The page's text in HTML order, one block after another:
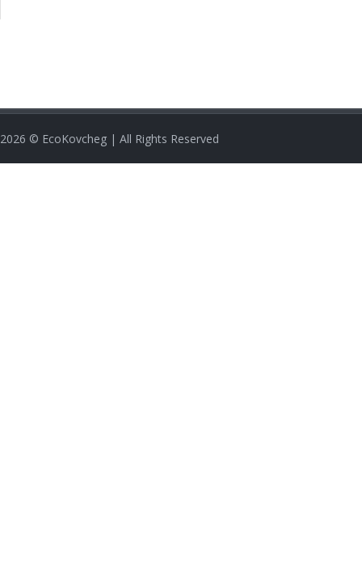
2026 © EcoKovcheg | All Rights Reserved